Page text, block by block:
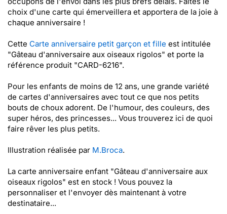
choix d'une carte qui émerveillera et apportera de la joie à
chaque anniversaire !
Cette Carte anniversaire petit garçon et fille est intitulée
"Gâteau d'anniversaire aux oiseaux rigolos" et porte la
référence produit "CARD-6216".
Pour les enfants de moins de 12 ans, une grande variété
de cartes d'anniversaires avec tout ce que nos petits
bouts de choux adorent. De l'humour, des couleurs, des
super héros, des princesses... Vous trouverez ici de quoi
faire rêver les plus petits.
Illustration réalisée par M.Broca.
La carte anniversaire enfant "Gâteau d'anniversaire aux
oiseaux rigolos" est en stock ! Vous pouvez la
personnaliser et l'envoyer dès maintenant à votre
destinataire...